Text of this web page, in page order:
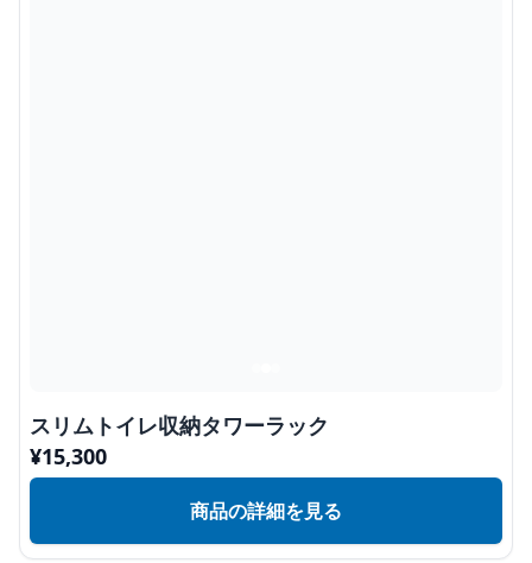
スリムトイレ収納タワーラック
¥15,300
商品の詳細を見る